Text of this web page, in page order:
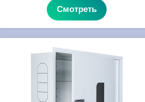
Смотреть